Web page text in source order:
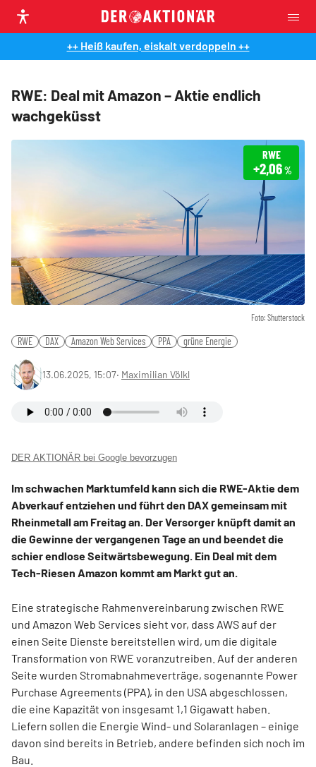
++ Heiß kaufen, eiskalt verdoppeln ++
RWE: Deal mit Amazon – Aktie endlich
wachgeküsst
Foto: Shutterstock
RWE
+2,06%
RWE DAX Amazon Web Services PPA grüne Energie
13.06.2025, 15:07‧ Maximilian Völkl
DER AKTIONÄR bei Google bevorzugen
Im schwachen Marktumfeld kann sich die RWE-Aktie dem
Abverkauf entziehen und führt den DAX gemeinsam mit
Rheinmetall am Freitag an. Der Versorger knüpft damit an
die Gewinne der vergangenen Tage an und beendet die
schier endlose Seitwärtsbewegung. Ein Deal mit dem
Tech-Riesen Amazon kommt am Markt gut an.
Eine strategische Rahmenvereinbarung zwischen RWE
und Amazon Web Services sieht vor, dass AWS auf der
einen Seite Dienste bereitstellen wird, um die digitale
Transformation von RWE voranzutreiben. Auf der anderen
Seite wurden Stromabnahmeverträge, sogenannte Power
Purchase Agreements (PPA), in den USA abgeschlossen,
die eine Kapazität von insgesamt 1,1 Gigawatt haben.
Liefern sollen die Energie Wind- und Solaranlagen – einige
davon sind bereits in Betrieb, andere befinden sich noch im
Bau.